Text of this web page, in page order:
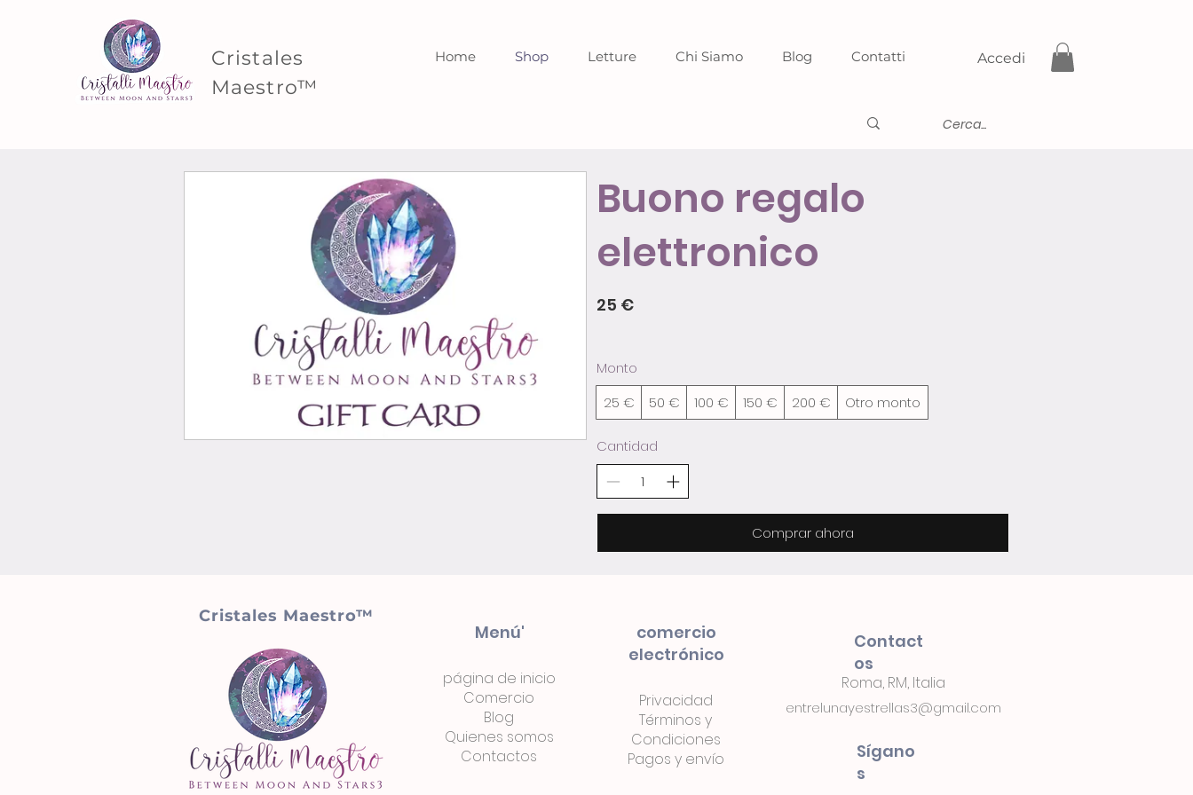
Cristales
Maestro™
Home Shop Letture Chi Siamo Blog Contatti Accedi
Buono regalo
elettronico
25 €
Monto
25 €
50 € 100 € 150 € 200 € Otro monto
Cantidad
Comprar ahora
Cristales Maestro™
Menú'
página de inicio
Comercio
Blog
Quienes somos
Contactos
comercio
electrónico
Privacidad
Términos y
Condiciones
Pagos y envío
Roma, RM, Italia
entrelunayestrellas3@gmail.com
Contact
os
Sígano
s